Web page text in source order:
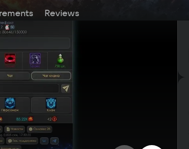
Reviews